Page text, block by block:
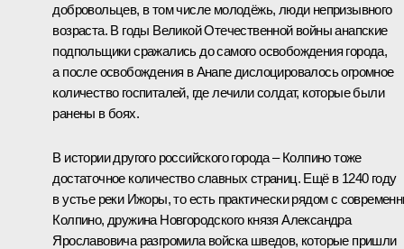
добровольцев, в том числе молодёжь, люди непризывного
возраста. В годы Великой Отечественной войны анапские
подпольщики сражались до самого освобождения города,
а после освобождения в Анапе дислоцировалось огромное
количество госпиталей, где лечили солдат, которые были
ранены в боях.
В истории другого российского города – Колпино тоже
достаточное количество славных страниц. Ещё в 1240 году
в устье реки Ижоры, то есть практически рядом с
Колпино, дружина Новгородского князя Александра
Ярославовича разгромила войска шведов, которые пришли